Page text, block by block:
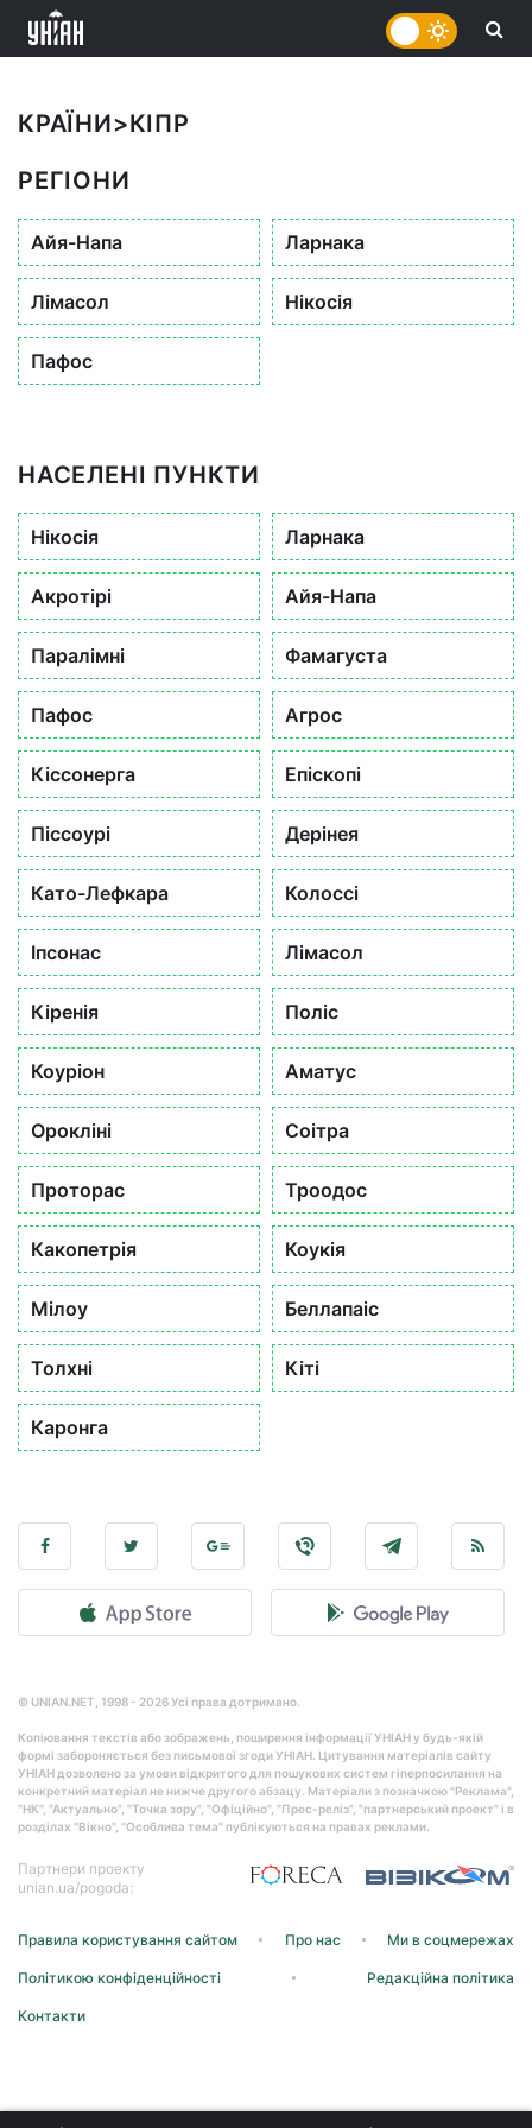
КРАЇНИ>КІПР
РЕГІОНИ
Айя-Напа Ларнака
Лімасол Нікосія
Пафос
НАСЕЛЕНІ ПУНКТИ
Нікосія Ларнака
Акротірі Айя-Напа
Паралімні Фамагуста
Пафос Агрос
Кіссонерга Епіскопі
Піссоурі Дерінея
Като-Лефкара Колоссі
Іпсонас Лімасол
Кіренія Поліс
Коуріон Аматус
Орокліні Соітра
Проторас Троодос
Какопетрія Коукія
Мілоу Беллапаіс
Толхні Кіті
Каронга
© UNIAN.NET, 1998 - 2026 Усі права дотримано.
Копіювання текстів або зображень, поширення інформації УНІАН у будь-якій
формі забороняється без письмової згоди УНІАН. Цитування матеріалів сайту
УНІАН дозволено за умови відкритого для пошукових систем гіперпосилання на
конкретний матеріал не нижче другого абзацу. Матеріали з позначкою "Реклама",
"НК", "Актуально", "Точка зору", "Офіційно", "Прес-реліз", "партнерський проект" і в
розділах "Вікно", "Особлива тема" публікуються на правах реклами.
Партнери проекту
unian.ua/pogoda:
Правила користування сайтом Про нас Ми в соцмережах
Політикою конфіденційності Редакційна політика
Контакти